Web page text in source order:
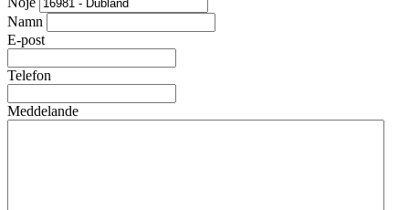
Namn
E-post
Telefon
Meddelande